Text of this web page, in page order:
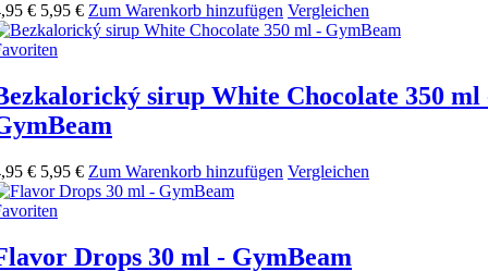
€ 5,95 € Zum Warenkorb hinzufügen Vergleichen
sirup White Chocolate 350 ml
€ 5,95 € Zum Warenkorb hinzufügen Vergleichen
Drops 30 ml - GymBeam